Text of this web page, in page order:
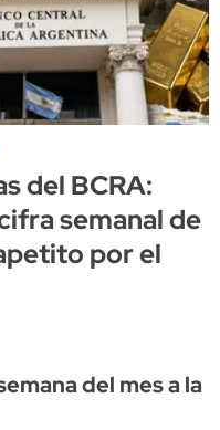
del BCRA:
semanal de
por el
del mes a la